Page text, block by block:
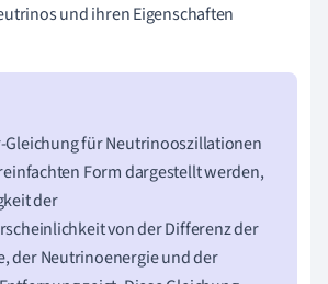
und ihren Eigenschaften
Gleichung für Neutrinooszillationen
Form dargestellt werden,
der
von der Differenz der
der Neutrinoenergie und der